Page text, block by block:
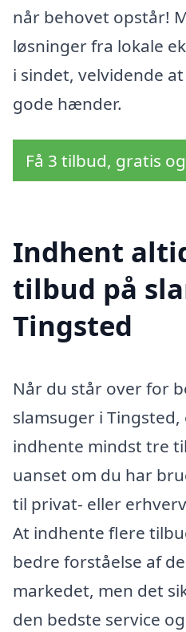
når behovet opstår!
løsninger fra lokale
i sindet, velvidende
gode hænder.
Få 3 tilbud, gratis
Indhent
tilbud på
Tingsted
Når du står over for
slamsuger i
indhente mindst tre
uanset om du har
til privat- eller
At indhente flere
bedre forståelse af
markedet, men det
den bedste service